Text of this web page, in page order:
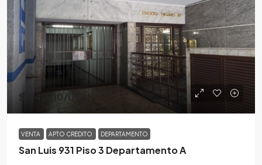
$154,500/USD
VENTA APTO CREDITO DEPARTAMENTO
San Luis 931 Piso 3 Departamento A